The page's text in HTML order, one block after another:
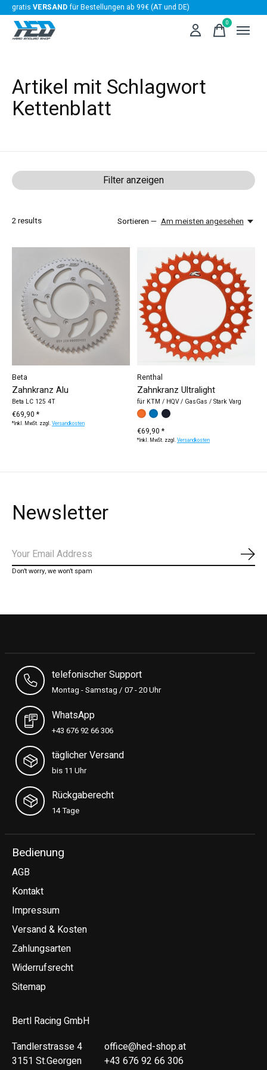
gratis VERSANDfür Bestellungen ab 99€ (AT und DE)
0items
Artikel mit Schlagwort
Kettenblatt
Filter anzeigen
2results Sortieren — Am meisten angesehen
Beta
Zahnkranz Alu
Beta LC 125 4T
€69,90 *
*Inkl. MwSt. zzgl.Versandkosten
Renthal
Zahnkranz Ultralight
für KTM / HQV / GasGas / Stark Varg
Farbe: *— orange
orange
blauschwarz
€69,90 *
*Inkl. MwSt. zzgl.Versandkosten
Newsletter
Don’t worry, we won’t spam
telefonischer Support
Montag - Samstag / 07 - 20 Uhr
WhatsApp
+43 676 92 66 306
täglicher Versand
bis 11 Uhr
Rückgaberecht
14 Tage
Bedienung
AGB
Kontakt
Impressum
Versand & Kosten
Zahlungsarten
Widerrufsrecht
Sitemap
Bertl Racing GmbH
Tandlerstrasse 4
3151 St.Georgen
office@hed-shop.at
+43 676 92 66 306